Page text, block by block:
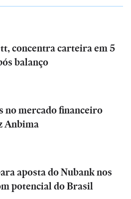
concentra carteira em 5
balanço
no mercado financeiro
Anbima
aposta do Nubank nos
potencial do Brasil